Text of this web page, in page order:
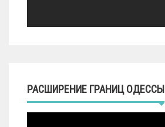
РАСШИРЕНИЕ ГРАНИЦ ОДЕССЫ